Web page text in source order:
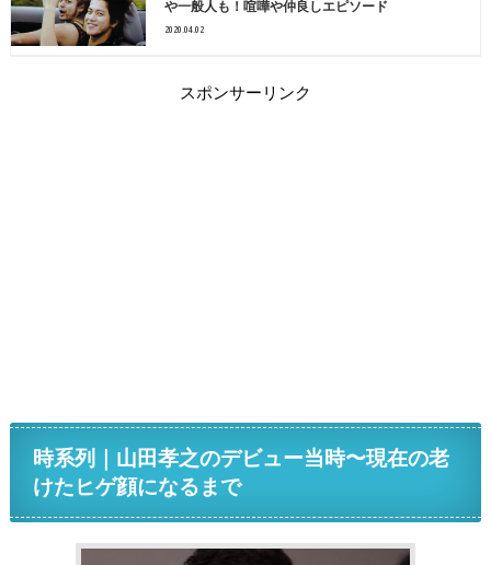
や一般人も！喧嘩や仲良しエピソード
2020.04.02
スポンサーリンク
時系列｜山田孝之のデビュー当時〜現在の老
けたヒゲ顔になるまで